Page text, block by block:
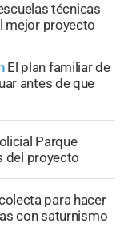
técnicas
mejor proyecto
El plan familiar de
antes de que
Parque
del proyecto
para hacer
con saturnismo